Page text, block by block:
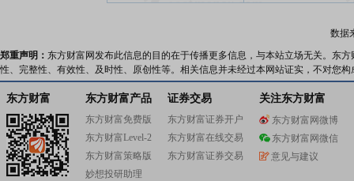
数据
郑重声明： 东方财富网发布此信息的目的在于传播更多信息，与本站立场无关。东
性、完整性、有效性、及时性、原创性等。相关信息并未经过本网站证实，不对您
东方财富 东方财富产品
东方财富免费版
东方财富Level-2
东方财富策略版
妙想投研助理
证券交易
东方财富证券开户
东方财富在线交易
东方财富证券交易
关注东方财富
东方财富网微博
东方财富网微信
意见与建议